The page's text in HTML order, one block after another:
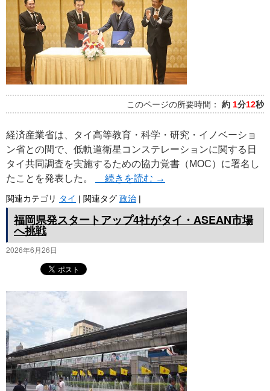
このページの所要時間： 約 1分12秒
経済産業省は、タイ高等教育・科学・研究・イノベーショ
ン省との間で、低軌道衛星コンステレーションに関する日
タイ共同調査を実施するための協力覚書（MOC）に署名し
たことを発表した。
続きを読む →
関連カテゴリ タイ | 関連タグ 政治 |
福岡県発スタートアップ4社がタイ・ASEAN市場
へ挑戦
2026年6月26日